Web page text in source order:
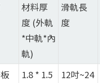
材料厚
度 (外軌
*中軌*內
軌)
滑軌長
度
1.8 * 1.5
12吋~24